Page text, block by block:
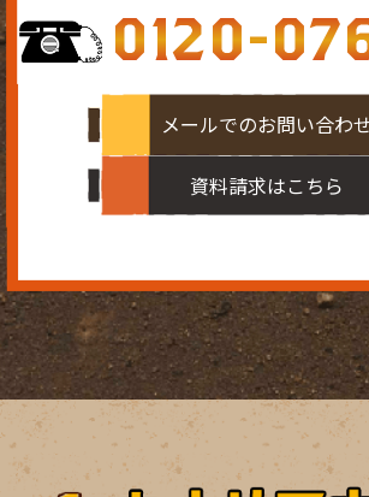
0120-
メールでのお問い合わ
資料請求はこちら